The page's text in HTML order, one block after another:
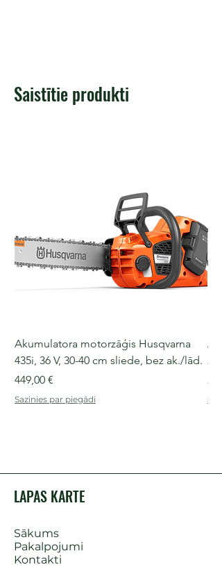
Saistītie produkti
Akumulatora motorzāģis Husqvarna
435i, 36 V, 30-40 cm sliede, bez ak./lād.
Cena
449,00 €
Sazinies par piegādi
LAPAS KARTE
Sākums
Pakalpojumi
Kontakti